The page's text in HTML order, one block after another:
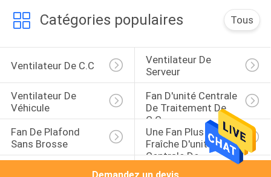
Catégories populaires Tous
Ventilateur De C.C
Ventilateur De
Serveur
Ventilateur De
Véhicule
Fan D'unité Centrale
De Traitement De
C.C
Fan De Plafond
Sans Brosse
Une Fan Plus
Fraîche D'unité
Centrale De